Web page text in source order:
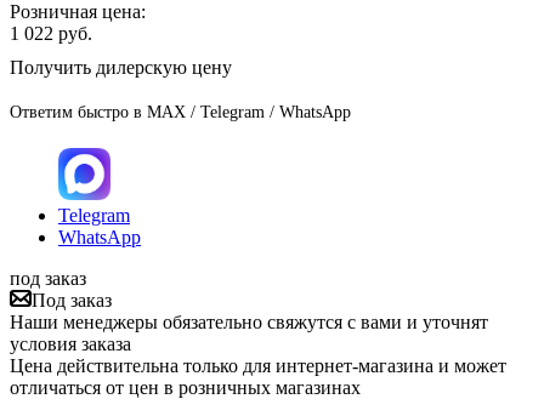
Розничная цена:
1 022 руб.
Получить дилерскую цену
Ответим быстро в MAX / Telegram / WhatsApp
Telegram
WhatsApp
под заказ
Под заказ
Наши менеджеры обязательно свяжутся с вами и уточнят
условия заказа
Цена действительна только для интернет-магазина и может
отличаться от цен в розничных магазинах